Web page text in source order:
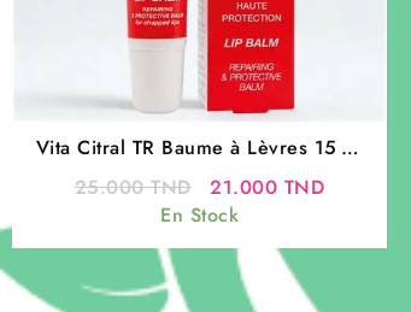
Vita Citral TR Baume à Lèvres 15 ml
– soin réparateur et protecteur
25.000TND
Le
prix
initial
était :
25.000 TND.
21.000 TNDLe
actuel
En Stock